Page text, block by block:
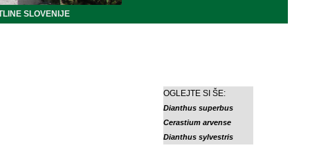
SLOVENIJE
OGLEJTE SI ŠE:
Dianthus superbus
Cerastium arvense
Dianthus sylvestris